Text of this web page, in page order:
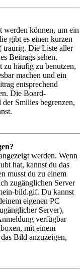
werden können, um ein
gibt es einen kurzen
traurig. Die Liste aller
Beitrags sehen.
zu häufig zu benutzen,
machen und ein
entsprechend
Die Board-
Smilies begrenzen,
werden. Wenn
hat, kannst du das
musst du zu einem
zugänglichen Server
bild.gif. Du kannst
eigenen PC
Server),
verfügbar
mit einem
Bild anzuzeigen,